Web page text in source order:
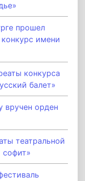
прошел
имени
конкурса
балет»
вручен орден
театральной
софит»